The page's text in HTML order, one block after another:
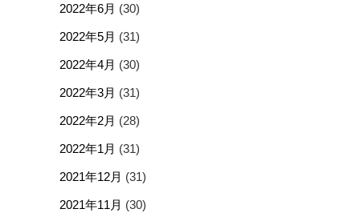
2022年6月 (30)
2022年5月 (31)
2022年4月 (30)
2022年3月 (31)
2022年2月 (28)
2022年1月 (31)
2021年12月 (31)
2021年11月 (30)